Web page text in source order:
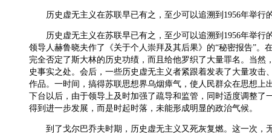
历史虚无主义在苏联早已有之，至少可以追溯到1956年举行
历史虚无主义在苏联早已有之，至少可以追溯到1956年举行
领导人赫鲁晓夫作了《关于个人崇拜及其后果》的“秘密报告”。
完全否定了斯大林的历史功绩，而且给他罗织了大量罪名。当然
史事实之处。会后，一些历史虚无主义者紧跟着发表了大量攻击
作品。一时间，搞得苏联思想界乌烟瘴气，使人民群众在思想上
下台以后，由于领导上及时加强了疏导和监管，同时适度调整了
得到进一步发展，而是时起时落，未能形成明显的政治气候。
到了戈尔巴乔夫时期，历史虚无主义又死灰复燃。这一次，